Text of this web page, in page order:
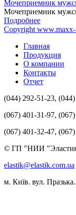
Мочеприемник
Мочеприемник
Подробнее
Copyright
Главная
Продукция
О компании
Контакты
Отчет
(044) 292-51-23,
(067) 401-31-97,
(067) 401-32-47,
© ГП "НИИ
elastik@elastik.com.ua
м. Київ. вул.